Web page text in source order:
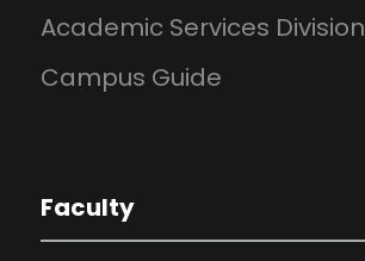
Academic Services Division
Campus Guide
Faculty